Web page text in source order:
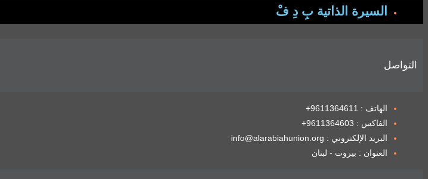
السيرة الذاتية بِ دِ فْ
التواصل
الهاتف : 9611364611+
الفاكس : 9611364603+
البريد الإلكتروني : info@alarabiahunion.org
العنوان : بيروت - لبنان